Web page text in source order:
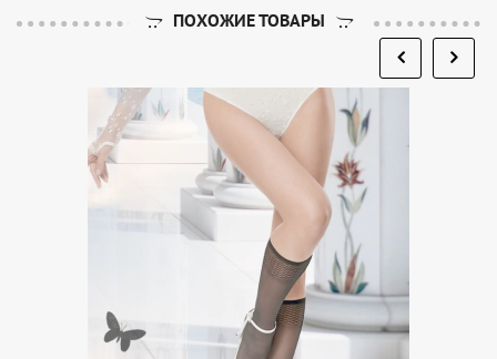
ПОХОЖИЕ ТОВАРЫ